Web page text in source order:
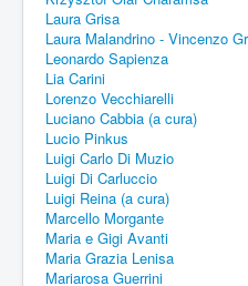
Laura Grisa
Laura Malandrino - Vincenzo
Leonardo Sapienza
Lia Carini
Lorenzo Vecchiarelli
Luciano Cabbia (a cura)
Lucio Pinkus
Luigi Carlo Di Muzio
Luigi Di Carluccio
Luigi Reina (a cura)
Marcello Morgante
Maria e Gigi Avanti
Maria Grazia Lenisa
Mariarosa Guerrini